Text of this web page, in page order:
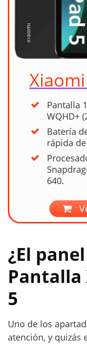
Xiaomi
Pantalla
WQHD+
Batería
rápida
640.
¿El
Pantalla
5
Uno de los
atención, y quizás